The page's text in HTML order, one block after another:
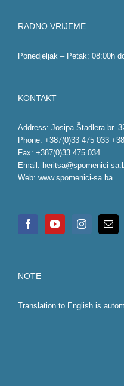
RADNO VRIJEME
Ponedjeljak – Petak: 08:00h
KONTAKT
Address: Josipa Štadlera br.
Phone: +387(0)33 475 033
Fax: +387(0)33 475 034
Email: heritsa@spomenici-
Web: www.spomenici-sa.ba
NOTE
Translation to English is